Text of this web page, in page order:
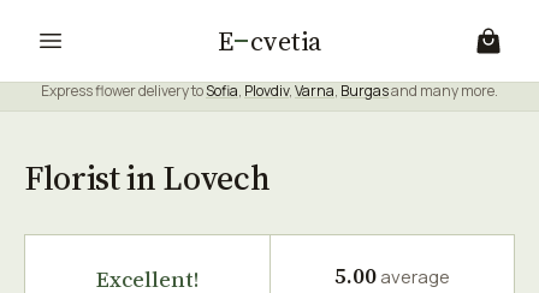
E cvetia
Express flower delivery toSofia, Plovdiv,Varna, Burgasand many more.
Florist in Lovech
Excellent! 5.00average